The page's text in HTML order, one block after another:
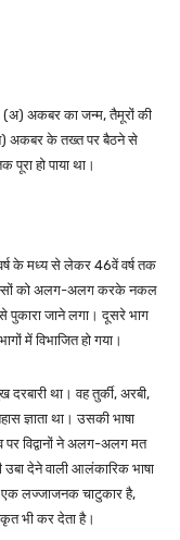
(अ) अकबर का जन्म, तैमूरों की
अकबर के तख्त पर बैठने से
हो पाया था।
के मध्य से लेकर 46वें वर्ष तक
को अलग-अलग करके नकल
पुकारा जाने लगा। दूसरे भाग
में विभाजित हो गया।
था। वह तुर्की, अरबी,
ज्ञाता था। उसकी भाषा
विद्वानों ने अलग-अलग मत
देने वाली आलंकारिक भाषा
लज्जाजनक चाटुकार है,
भी कर देता है।